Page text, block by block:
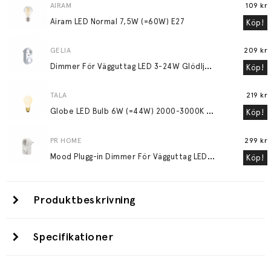
AIRAM
Airam LED Normal 7,5W (=60W) E27
109 kr
Köp!
GELIA
D
immer För Vägguttag LED 3-24W Glödljus 30-200W
209 kr
Köp!
TALA
G
lobe LED Bulb 6W (=44W) 2000-3000K E27 Matte Porcelain
219 kr
Köp!
PR HOME
M
ood Plugg-in Dimmer För Vägguttag LED 3-24W Glödljus 30-200W Vit
299 kr
Köp!
Produktbeskrivning
Specifikationer